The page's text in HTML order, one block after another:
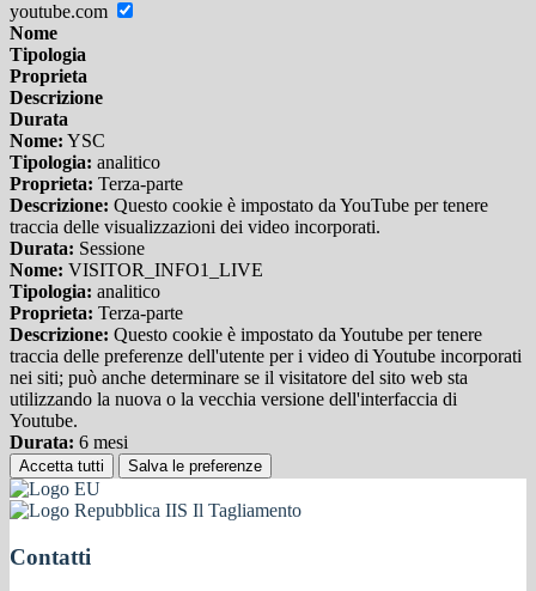
youtube.com
Nome
Tipologia
Proprieta
Descrizione
Durata
Nome: YSC
Tipologia: analitico
Proprieta: Terza-parte
Descrizione: Questo cookie è impostato da YouTube per tenere
traccia delle visualizzazioni dei video incorporati.
Durata: Sessione
Nome: VISITOR_INFO1_LIVE
Tipologia: analitico
Proprieta: Terza-parte
Descrizione: Questo cookie è impostato da Youtube per tenere
traccia delle preferenze dell'utente per i video di Youtube incorporati
nei siti; può anche determinare se il visitatore del sito web sta
utilizzando la nuova o la vecchia versione dell'interfaccia di
Youtube.
Durata: 6 mesi
Accetta tutti Salva le preferenze
IIS Il Tagliamento
Contatti